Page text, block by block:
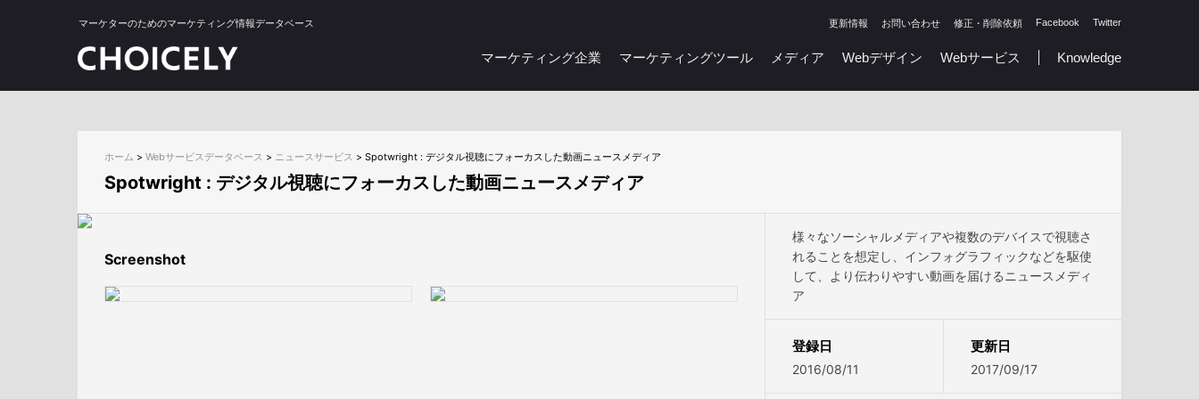
マーケターのためのマーケティング情報データベース Twitter
Facebook
修正・削除依頼
お問い合わせ
更新情報
Knowledge
Webサービス
Webデザイン
メディア
マーケティングツール
マーケティング企業
ホーム > Webサービスデータベース > ニュースサービス > Spotwright : デジタル視聴にフォーカスした動画ニュースメディア
Spotwright : デジタル視聴にフォーカスした動画ニュースメディア
Screenshot
様々なソーシャルメディアや複数のデバイスで視聴さ
れることを想定し、インフォグラフィックなどを駆使
して、より伝わりやすい動画を届けるニュースメディ
ア
登録日
2016/08/11
更新日
2017/09/17